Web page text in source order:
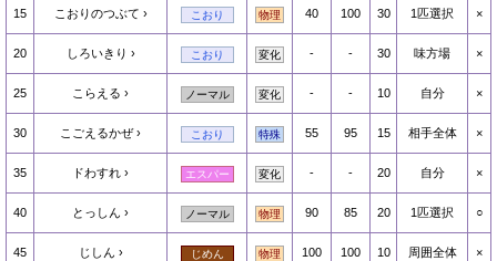
15 こおりのつぶて こおり 物理 40 100 30 1匹選択 ×
20 しろいきり こおり 変化 - - 30 味方場 ×
25 こらえる ノーマル 変化 - - 10 自分 ×
30 こごえるかぜ こおり 特殊 55 95 15 相手全体 ×
35 ドわすれ エスパー 変化 - - 20 自分 ×
40 とっしん ノーマル 物理 90 85 20 1匹選択 ○
45 じしん じめん 物理 100 100 10 周囲全体 ×